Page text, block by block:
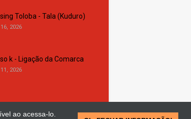
ao acessa-lo.
Toloba - Tala (Kuduro)
2026
k - Ligação da Comarca
2026